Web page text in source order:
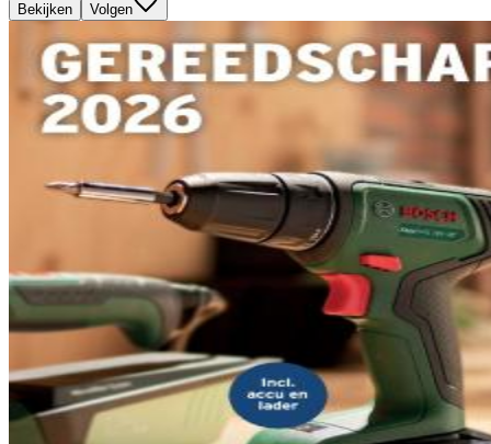
Bekijken Volgen